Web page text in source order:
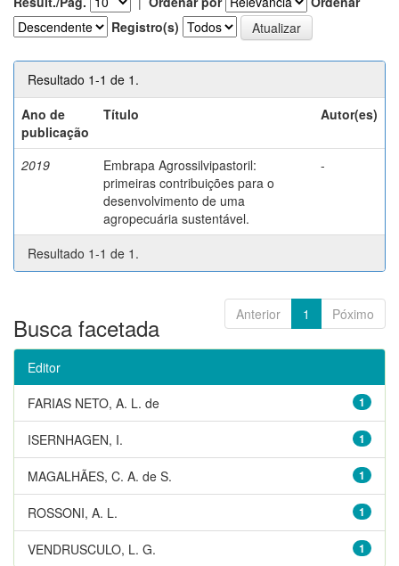
Registro(s)
Resultado 1-1 de 1.
Ano de
publicação
Título Autor(es)
2019
Embrapa Agrossilvipastoril:
primeiras contribuições para o
desenvolvimento de uma
agropecuária sustentável.
-
Resultado 1-1 de 1.
Anterior 1 Póximo
Busca facetada
Editor
1
FARIAS NETO, A. L. de
1
ISERNHAGEN, I.
1
MAGALHÃES, C. A. de S.
1
ROSSONI, A. L.
1
VENDRUSCULO, L. G.